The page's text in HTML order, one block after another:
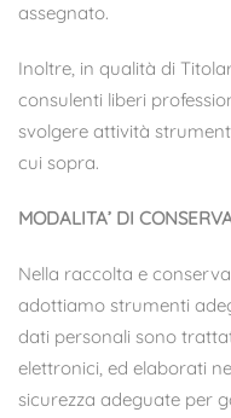
assegnato.
Inoltre, in qualità di
consulenti liberi
svolgere attività
cui sopra.
MODALITA’ DI
Nella raccolta e
adottiamo strumenti
dati personali sono
elettronici, ed elaborati
sicurezza adeguate per